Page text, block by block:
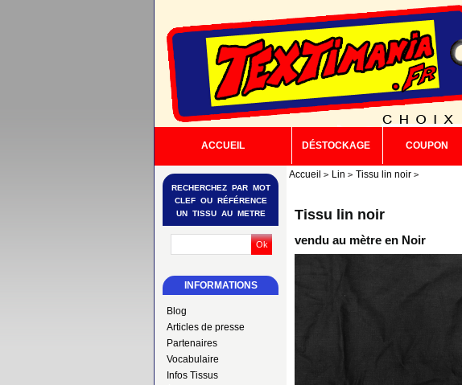
ACCUEIL DÉSTOCKAGE COUPON
INFORMATIONS
Blog
Articles de presse
Partenaires
Vocabulaire
Infos Tissus
RECHERCHEZ PAR MOT
CLEF OU RÉFÉRENCE
UN TISSU AU METRE
Accueil Lin Tissu lin noir
Tissu lin noir
vendu au mètre en Noir